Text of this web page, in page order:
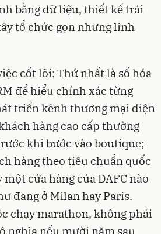
bằng dữ liệu, thiết kế trải
tổ chức gọn nhưng linh
cốt lõi: Thứ nhất là số hóa
để hiểu chính xác từng
triển kênh thương mại điện
hàng cao cấp thường
khi bước vào boutique;
hàng theo tiêu chuẩn quốc
cửa hàng của DAFC nào
đang ở Milan hay Paris.
chạy marathon, không phải
nghĩa nếu mười năm sau